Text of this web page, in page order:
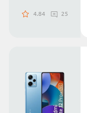
4.84 25